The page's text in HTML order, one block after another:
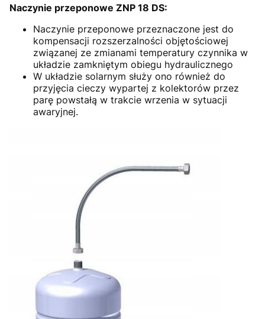
Naczynie przeponowe ZNP 18 DS:
Naczynie przeponowe przeznaczone jest do
kompensacji rozszerzalności objętościowej
związanej ze zmianami temperatury czynnika w
układzie zamkniętym obiegu hydraulicznego
W układzie solarnym służy ono również do
przyjęcia cieczy wypartej z kolektorów przez
parę powstałą w trakcie wrzenia w sytuacji
awaryjnej.